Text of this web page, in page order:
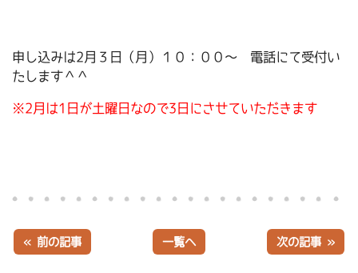
申し込みは2月３日（月）１０：００～ 電話にて受付い
たします＾＾
※2月は1日が土曜日なので3日にさせていただきます
« 前の記事 一覧へ 次の記事 »